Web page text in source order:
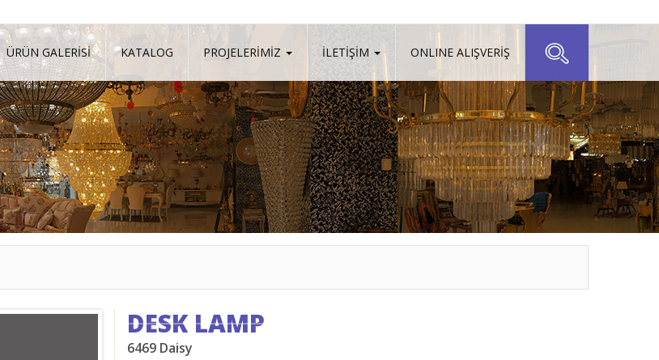
ÜRÜN GALERİSİ KATALOG PROJELERİMİZ İLETİŞİM ONLINE ALIŞVERİŞ
DESK LAMP
6469 Daisy